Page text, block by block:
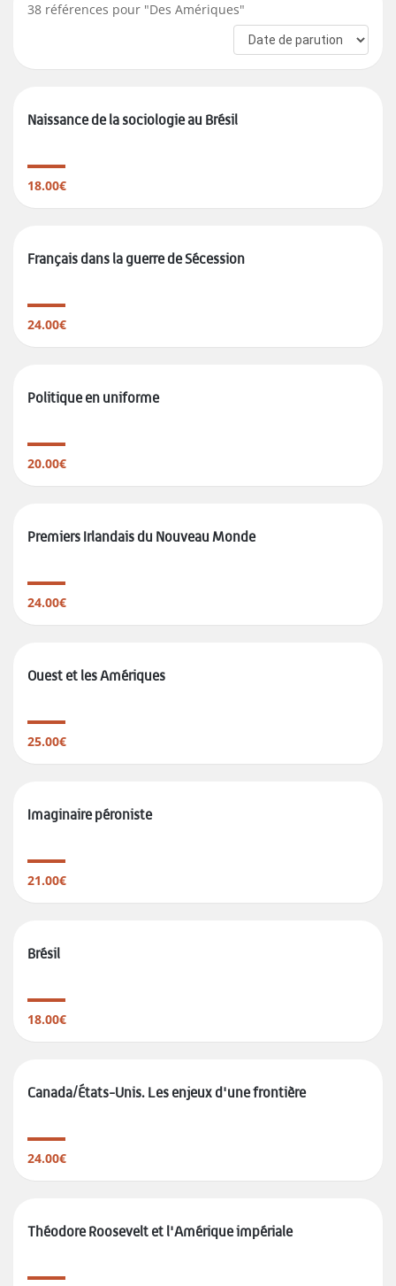
38 références pour "Des Amériques"
Naissance de la sociologie au Brésil
18.00€
Français dans la guerre de Sécession
24.00€
Politique en uniforme
20.00€
Premiers Irlandais du Nouveau Monde
24.00€
Ouest et les Amériques
25.00€
Imaginaire péroniste
21.00€
Brésil
18.00€
Canada/États-Unis. Les enjeux d'une frontière
24.00€
Théodore Roosevelt et l'Amérique impériale